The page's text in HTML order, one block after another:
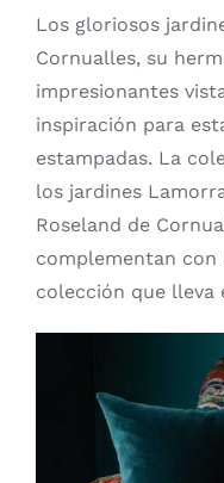
Los gloriosos
Cornualles, su
impresionantes
inspiración para
estampadas. La
los jardines
Roseland de
complementan con
colección que lleva